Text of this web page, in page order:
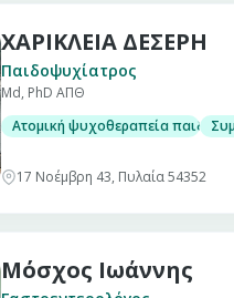
ΧΑΡΙΚΛΕΙΑ ΔΕΣΕΡΗ
Παιδοψυχίατρος
Md, PhD ΑΠΘ
Ατομική ψυχοθεραπεία παιδιών
17 Νοέμβρη 43, Πυλαία 54352
Μόσχος Ιωάννης